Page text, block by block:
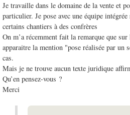
Je travaille dans le domaine de la vente et
particulier. Je pose avec une équipe
certains chantiers à des confrères
On m’a récemment fait la remarque que
apparaitre la mention "pose réalisée par un
cas.
Mais je ne trouve aucun texte juridique
Qu’en pensez-vous ?
Merci